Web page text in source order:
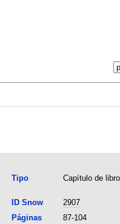
Tipo Capítulo de libro
ID Snow
2907
Páginas
87-104